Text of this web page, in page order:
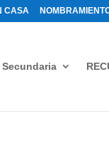
CASA
Secundaria